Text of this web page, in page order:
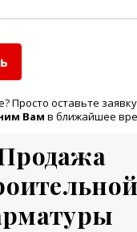
Просто оставьте
Вам в ближайшее